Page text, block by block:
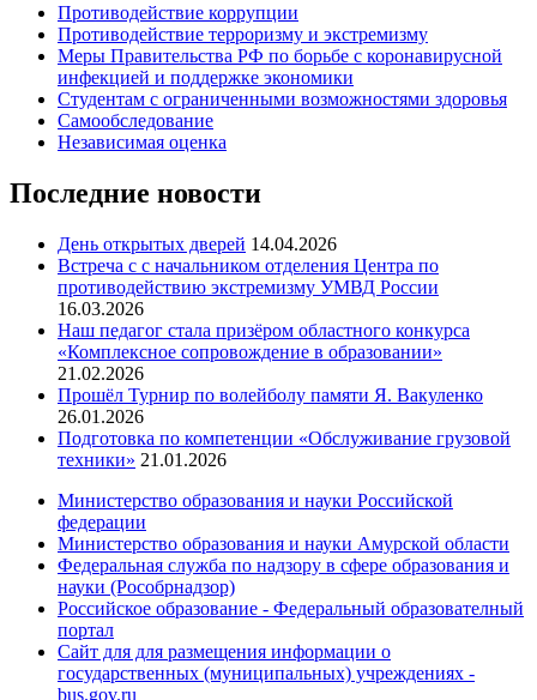
Противодействие коррупции
Противодействие терроризму и экстремизму
Меры Правительства РФ по борьбе с коронавирусной
инфекцией и поддержке экономики
Студентам с ограниченными возможностями здоровья
Самообследование
Независимая оценка
Последние новости
День открытых дверей 14.04.2026
Встреча с с начальником отделения Центра по
противодействию экстремизму УМВД России
16.03.2026
Наш педагог стала призёром областного конкурса
«Комплексное сопровождение в образовании»
21.02.2026
Прошёл Турнир по волейболу памяти Я. Вакуленко
26.01.2026
Подготовка по компетенции «Обслуживание грузовой
техники» 21.01.2026
Министерство образования и науки Российской
федерации
Министерство образования и науки Амурской области
Федеральная служба по надзору в сфере образования и
науки (Рособрнадзор)
Российское образование - Федеральный образователный
портал
Сайт для для размещения информации о
государственных (муниципальных) учреждениях -
bus.gov.ru